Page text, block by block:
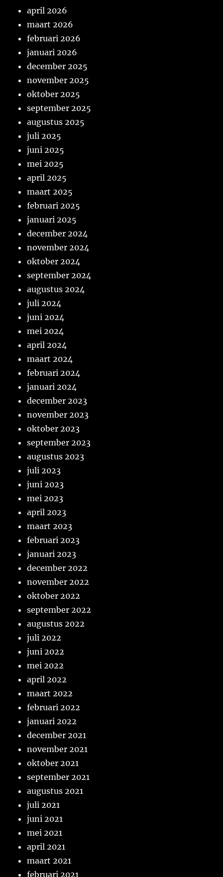
april 2026
maart 2026
februari 2026
januari 2026
december 2025
november 2025
oktober 2025
september 2025
augustus 2025
juli 2025
juni 2025
mei 2025
april 2025
maart 2025
februari 2025
januari 2025
december 2024
november 2024
oktober 2024
september 2024
augustus 2024
juli 2024
juni 2024
mei 2024
april 2024
maart 2024
februari 2024
januari 2024
december 2023
november 2023
oktober 2023
september 2023
augustus 2023
juli 2023
juni 2023
mei 2023
april 2023
maart 2023
februari 2023
januari 2023
december 2022
november 2022
oktober 2022
september 2022
augustus 2022
juli 2022
juni 2022
mei 2022
april 2022
maart 2022
februari 2022
januari 2022
december 2021
november 2021
oktober 2021
september 2021
augustus 2021
juli 2021
juni 2021
mei 2021
april 2021
maart 2021
februari 2021